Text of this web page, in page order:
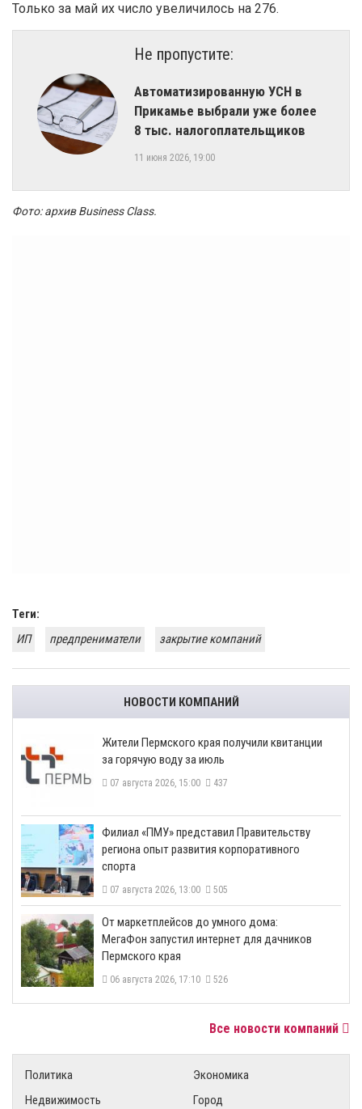
Только за май их число увеличилось на 276.
Не пропустите:
Автоматизированную УСН в
Прикамье выбрали уже более
8 тыс. налогоплательщиков
11 июня 2026, 19:00
Фото: архив Business Class.
Теги:
ИП
предпрениматели закрытие компаний
НОВОСТИ КОМПАНИЙ
​Жители Пермского края получили квитанции
за горячую воду за июль
07 августа 2026, 15:00 437
​Филиал «ПМУ» представил Правительству
региона опыт развития корпоративного
спорта
07 августа 2026, 13:00 505
От маркетплейсов до умного дома:
МегаФон запустил интернет для дачников
Пермского края
06 августа 2026, 17:10 526
Все новости компаний
Политика
Экономика
Недвижимость
Город